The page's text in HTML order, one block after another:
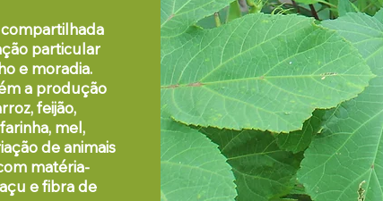
particular
e moradia.
a produção
feijão,
mel,
de animais
matéria-
e fibra de